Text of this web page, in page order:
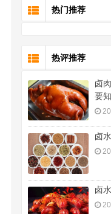
热门推荐
热评推荐
卤
要
卤
卤